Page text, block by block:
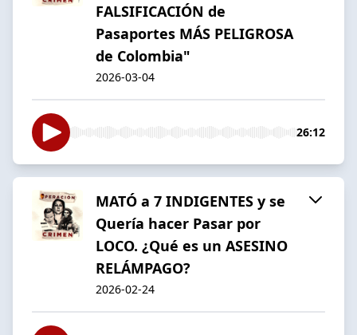
FALSIFICACIÓN de
Pasaportes MÁS PELIGROSA
de Colombia"
2026-03-04
26:12
MATÓ a 7 INDIGENTES y se
Quería hacer Pasar por
LOCO. ¿Qué es un ASESINO
RELÁMPAGO?
2026-02-24